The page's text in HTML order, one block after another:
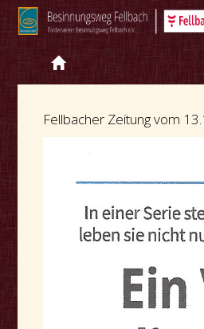
Fellbacher Zeitung vom